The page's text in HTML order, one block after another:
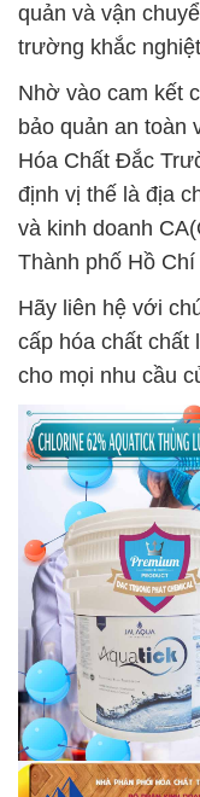
quản và vận
trường khắc
Nhờ vào cam kết
bảo quản an toàn
Hóa Chất Đắc
định vị thế là địa
và kinh doanh
Thành phố Hồ
Hãy liên hệ với
cấp hóa chất chất
cho mọi nhu cầu